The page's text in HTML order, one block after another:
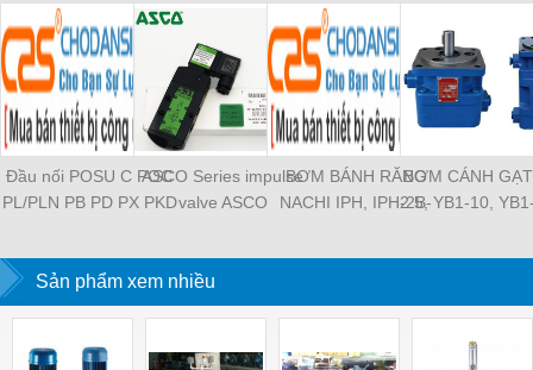
Đầu nối POSU C POC
PL/PLN PB PD PX PKD
PLF PMF PTL SL SS
SCA SAFS SASF HVFS
HVSF PU PV PE PY
HVFF PLJ PYJ PP PG
ASCO Series impulse
valve ASCO
SCG353A044 ASCO
SCG353A047 ASCO
SCG353A050 ASCO
SXE353.060
BƠM BÁNH RĂNG
NACHI IPH, IPH-2B-
IPH-2A-5-11, IPH-5A-
IPH-5B-50-LT-11, IPH-
100-L-11, IPH-5A-40-
BƠM CÁNH
2.5, YB1-10,
100/16 YB1-
YB1-40/12 YB1-
Sản phẩm xem nhiều